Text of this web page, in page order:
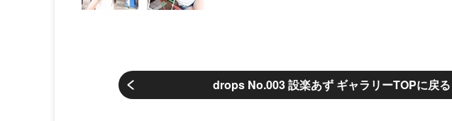
drops No.003 設楽あず ギャラリーTOPに戻る